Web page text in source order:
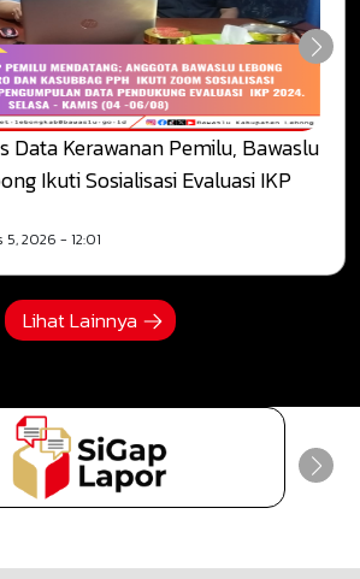
Data Kerawanan Pemilu, Bawaslu
Ikuti Sosialisasi Evaluasi IKP
5, 2026 - 12:01
Lihat Lainnya